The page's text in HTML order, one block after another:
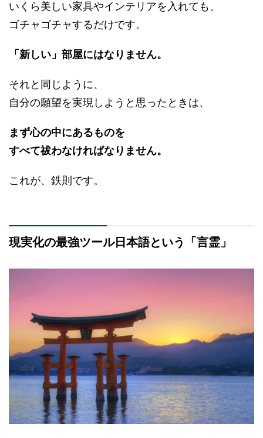
いくら美しい家具やインテリアを入れても、
ゴチャゴチャするだけです。
「新しい」部屋にはなりません。
それと同じように、
自分の願望を実現しようと思ったときは、
まず心の中にあるものを
すべて祓わなければなりません。
これが、鉄則です。
現実化の最強ツール日本語という「言霊」